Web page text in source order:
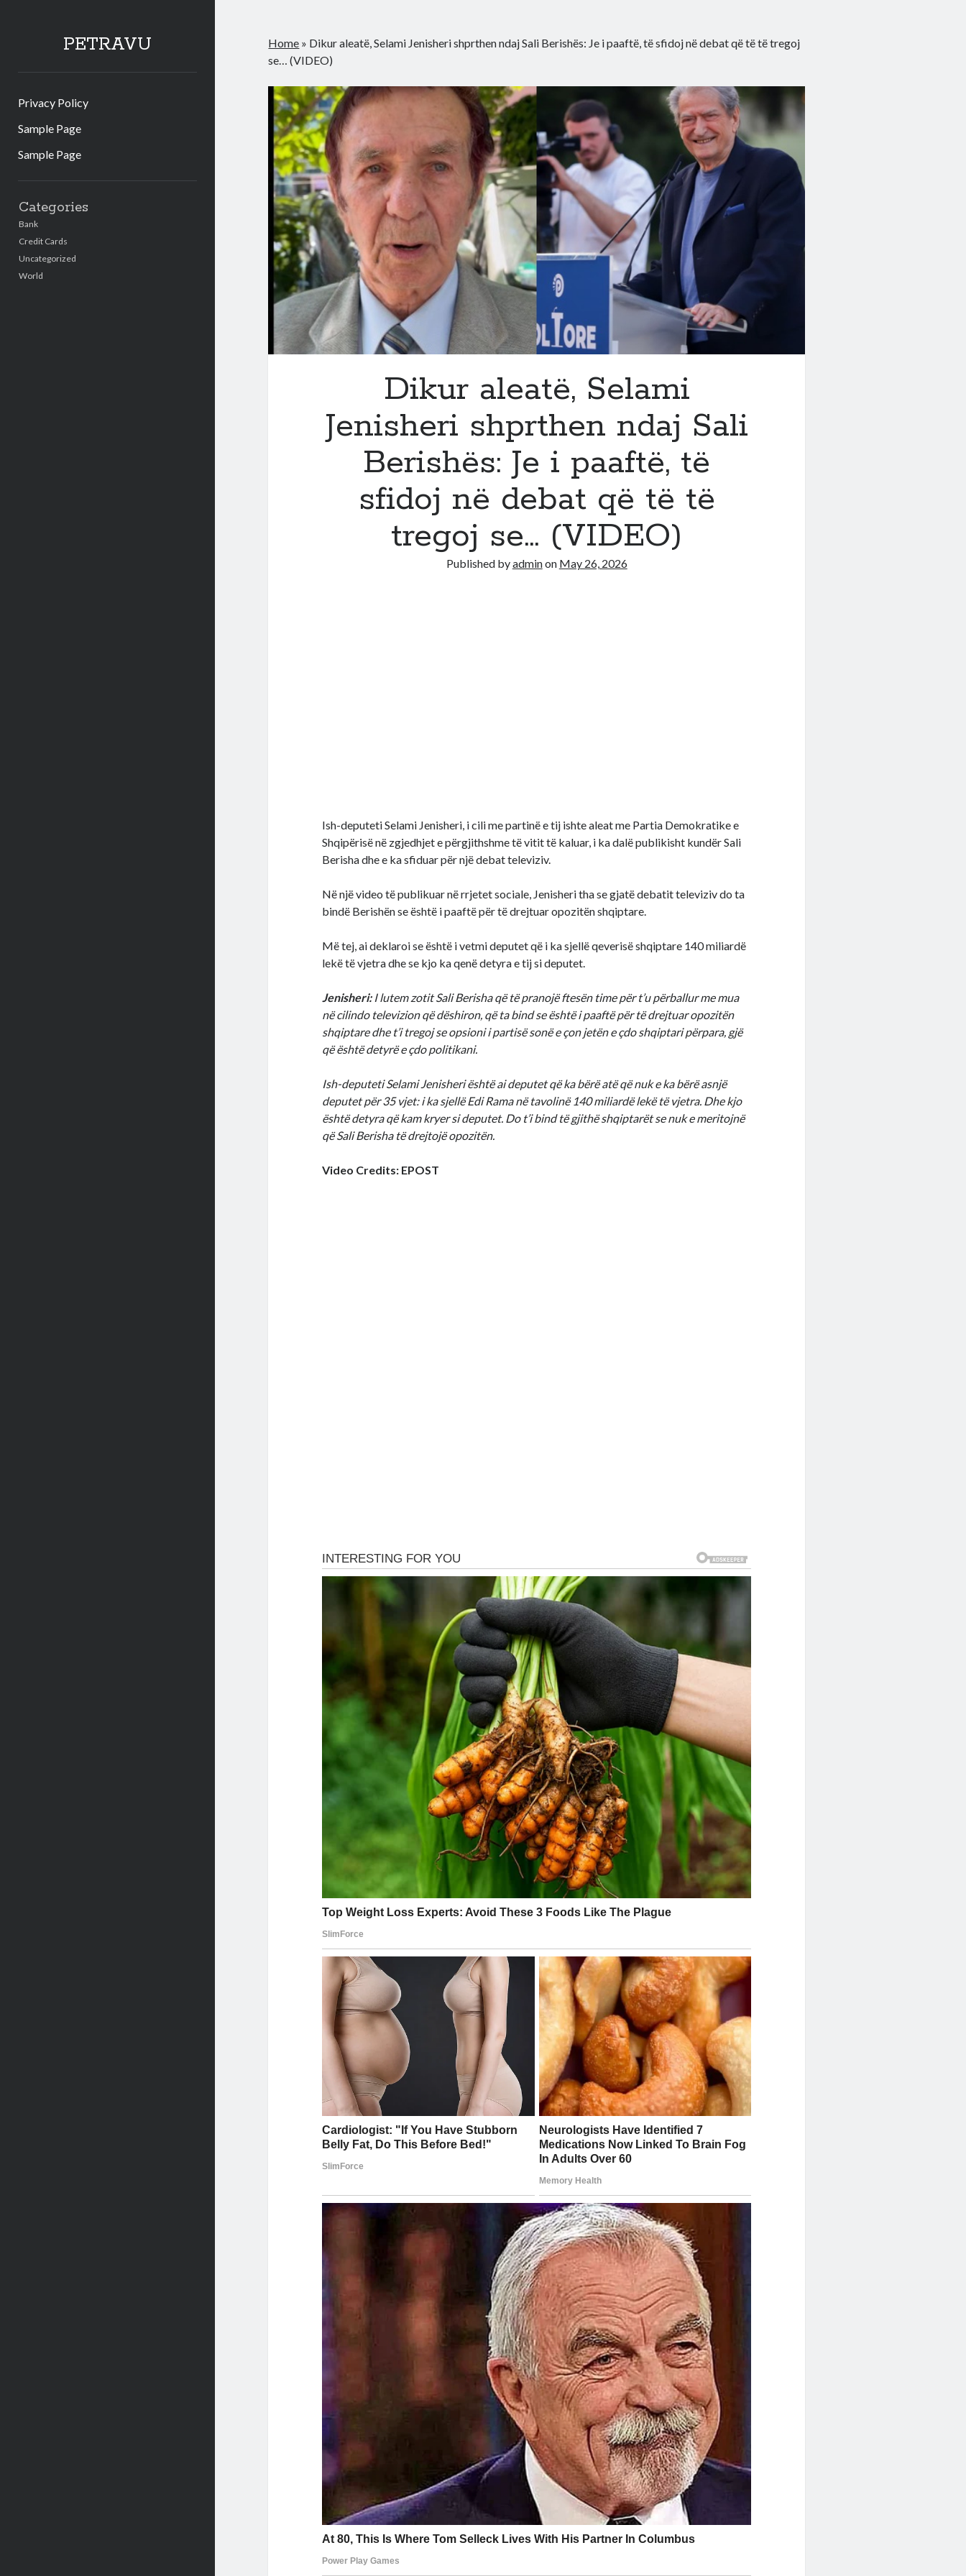
PETRAVU
Privacy Policy
Sample Page
Sample Page
Categories
Bank
Credit Cards
Uncategorized
World
Home » Dikur aleatë, Selami Jenisheri shprthen ndaj Sali Berishës: Je i paaftë, të sfidoj në debat që të të tregoj
se… (VIDEO)
Dikur aleatë, Selami
Jenisheri shprthen ndaj Sali
Berishës: Je i paaftë, të
sfidoj në debat që të të
tregoj se… (VIDEO)
Published byadminon May 26, 2026
Ish-deputeti Selami Jenisheri, i cili me partinë e tij ishte aleat me Partia Demokratike e
Shqipërisë në zgjedhjet e përgjithshme të vitit të kaluar, i ka dalë publikisht kundër Sali
Berisha dhe e ka sfiduar për një debat televiziv.
Në një video të publikuar në rrjetet sociale, Jenisheri tha se gjatë debatit televiziv do ta
bindë Berishën se është i paaftë për të drejtuar opozitën shqiptare.
Më tej, ai deklaroi se është i vetmi deputet që i ka sjellë qeverisë shqiptare 140 miliardë
lekë të vjetra dhe se kjo ka qenë detyra e tij si deputet.
Jenisheri:I lutem zotit Sali Berisha që të pranojë ftesën time për t’u përballur me mua
në cilindo televizion që dëshiron, që ta bind se është i paaftë për të drejtuar opozitën
shqiptare dhe t’i tregoj se opsioni i partisë sonë e çon jetën e çdo shqiptari përpara, gjë
që është detyrë e çdo politikani.
Ish-deputeti Selami Jenisheri është ai deputet që ka bërë atë që nuk e ka bërë asnjë
deputet për 35 vjet: i ka sjellë Edi Rama në tavolinë 140 miliardë lekë të vjetra. Dhe kjo
është detyra që kam kryer si deputet. Do t’i bind të gjithë shqiptarët se nuk e meritojnë
që Sali Berisha të drejtojë opozitën.
Video Credits: EPOST